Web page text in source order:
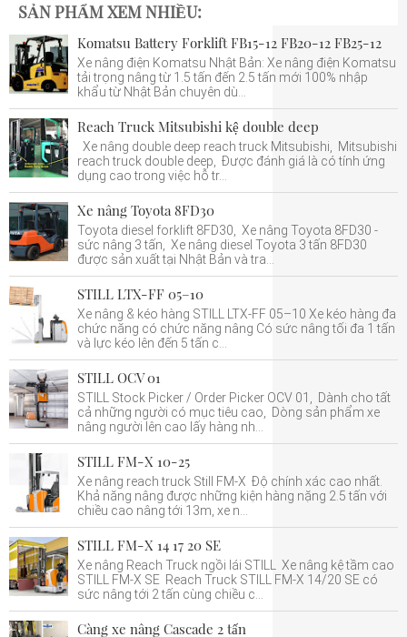
SẢN PHẨM XEM NHIỀU:
Komatsu Battery Forklift FB15-12 FB20-12 FB25-12
Xe nâng điện Komatsu Nhật Bản: Xe nâng điện Komatsu
tải trọng nâng từ 1.5 tấn đến 2.5 tấn mới 100% nhập
khẩu từ Nhật Bản chuyên dù...
Reach Truck Mitsubishi kệ double deep
Xe nâng double deep reach truck Mitsubishi, Mitsubishi
reach truck double deep, Được đánh giá là có tính ứng
dụng cao trong việc hỗ tr...
Xe nâng Toyota 8FD30
Toyota diesel forklift 8FD30, Xe nâng Toyota 8FD30 -
sức nâng 3 tấn, Xe nâng diesel Toyota 3 tấn 8FD30
được sản xuất tại Nhật Bản và tra...
STILL LTX-FF 05–10
Xe nâng & kéo hàng STILL LTX-FF 05–10 Xe kéo hàng đa
chức năng có chức năng nâng Có sức nâng tối đa 1 tấn
và lực kéo lên đến 5 tấn c...
STILL OCV 01
STILL Stock Picker / Order Picker OCV 01, Dành cho tất
cả những người có mục tiêu cao, Dòng sản phẩm xe
nâng người lên cao lấy hàng nh...
STILL FM-X 10-25
Xe nâng reach truck Still FM-X Độ chính xác cao nhất.
Khả năng nâng được những kiện hàng nặng 2.5 tấn với
chiều cao nâng tới 13m, xe n...
STILL FM-X 14 17 20 SE
Xe nâng Reach Truck ngồi lái STILL Xe nâng kệ tầm cao
STILL FM-X SE Reach Truck STILL FM-X 14/20 SE có
sức nâng tới 2 tấn cùng chiều c...
Càng xe nâng Cascade 2 tấn